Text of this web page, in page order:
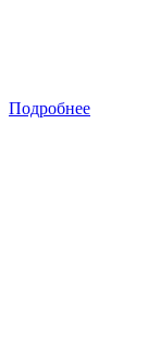
Подробнее